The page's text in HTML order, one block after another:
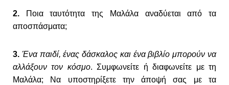
2. Ποια ταυτότητα της Μαλάλα αναδύεται από τα
αποσπάσματα;
3. Ένα παιδί, ένας δάσκαλος και ένα βιβλίο μπορούν να
αλλάξουν τον κόσμο. Συμφωνείτε ή διαφωνείτε με τη
Μαλάλα; Να υποστηρίξετε την άποψή σας με τα